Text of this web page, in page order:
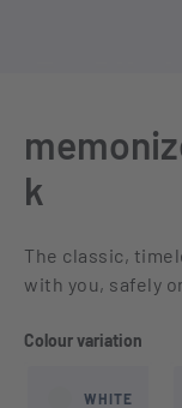
k
The classic,
with you, safely
Select
Colour variation
WHITE